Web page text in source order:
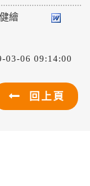
繪
03-06 09:14:00
回上頁